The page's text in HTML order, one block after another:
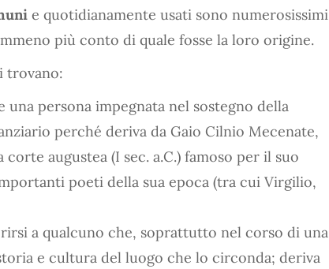
e quotidianamente usati sono numerosissimi
più conto di quale fosse la loro origine.
trovano:
una persona impegnata nel sostegno della
perché deriva da Gaio Cilnio Mecenate,
augustea (I sec. a.C.) famoso per il suo
poeti della sua epoca (tra cui Virgilio,
a qualcuno che, soprattutto nel corso di una
e cultura del luogo che lo circonda; deriva